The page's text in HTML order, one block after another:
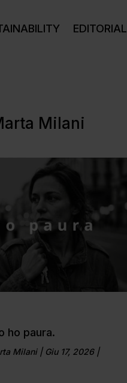
EDITORIAL
Milani
ho paura.
Milani| Giu 17, 2026|